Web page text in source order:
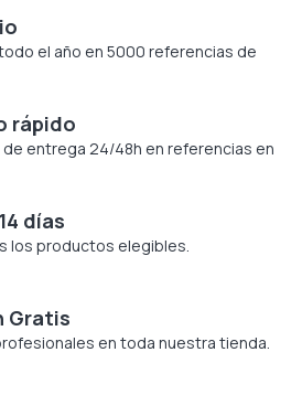
el año en 5000 referencias de
rápido
entrega 24/48h en referencias en
días
los productos elegibles.
Gratis
en toda nuestra tienda.